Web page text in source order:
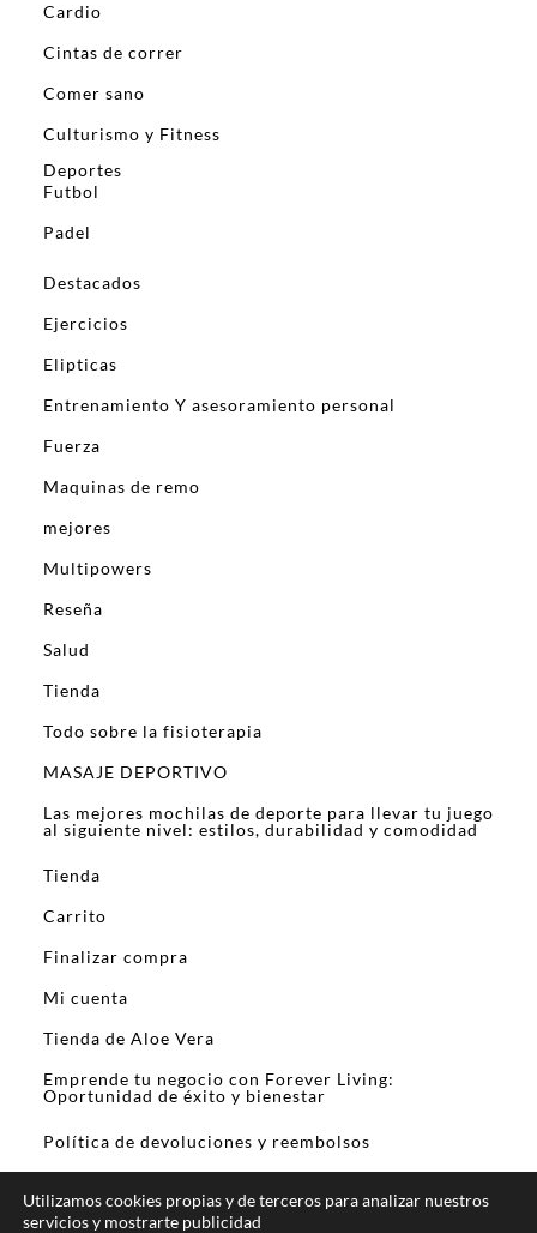
Cardio
Cintas de correr
Comer sano
Culturismo y Fitness
Deportes
Futbol
Padel
Destacados
Ejercicios
Elipticas
Entrenamiento Y asesoramiento personal
Fuerza
Maquinas de remo
mejores
Multipowers
Reseña
Salud
Tienda
Todo sobre la fisioterapia
MASAJE DEPORTIVO
Las mejores mochilas de deporte para llevar tu juego
al siguiente nivel: estilos, durabilidad y comodidad
Tienda
Carrito
Finalizar compra
Mi cuenta
Tienda de Aloe Vera
Emprende tu negocio con Forever Living:
Oportunidad de éxito y bienestar
Política de devoluciones y reembolsos
Utilizamos cookies propias y de terceros para analizar nuestros
servicios y mostrarte publicidad